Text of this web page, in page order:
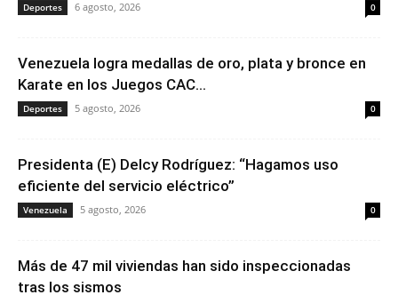
Deportes 6 agosto, 2026 0
Venezuela logra medallas de oro, plata y bronce en
Karate en los Juegos CAC...
Deportes 5 agosto, 2026 0
Presidenta (E) Delcy Rodríguez: “Hagamos uso
eficiente del servicio eléctrico”
Venezuela 5 agosto, 2026 0
Más de 47 mil viviendas han sido inspeccionadas
tras los sismos